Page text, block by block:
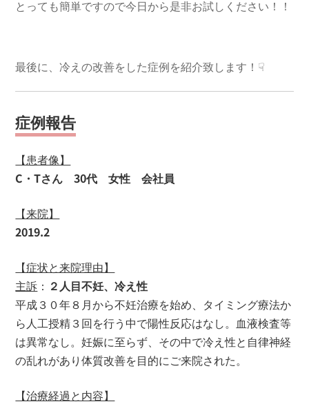
とっても簡単ですので今日から是非お試しください！！
最後に、冷えの改善をした症例を紹介致します！☟
症例報告
【患者像】
C・Tさん 30代 女性 会社員
【来院】
2019.2
【症状と来院理由】
主訴 ： ２人目不妊、冷え性
平成３０年８月から不妊治療を始め、タイミング療法か
ら人工授精３回を行う中で陽性反応はなし。血液検査等
は異常なし。妊娠に至らず、その中で冷え性と自律神経
の乱れがあり体質改善を目的にご来院された。
【治療経過と内容】